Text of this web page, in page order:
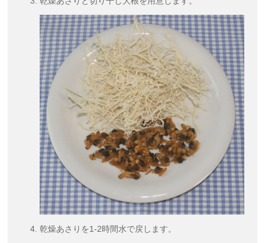
乾燥あさりを1-2時間水で戻します。